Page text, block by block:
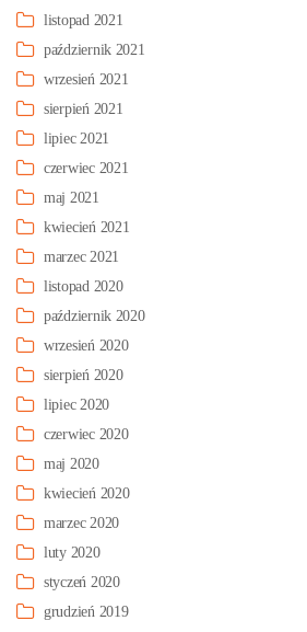
listopad 2021
październik 2021
wrzesień 2021
sierpień 2021
lipiec 2021
czerwiec 2021
maj 2021
kwiecień 2021
marzec 2021
listopad 2020
październik 2020
wrzesień 2020
sierpień 2020
lipiec 2020
czerwiec 2020
maj 2020
kwiecień 2020
marzec 2020
luty 2020
styczeń 2020
grudzień 2019